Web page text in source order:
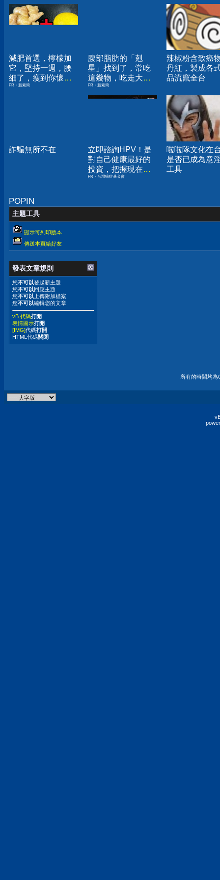
減肥首選，檸檬加
它，堅持一週，腰
細了，瘦到你懷疑
人生
PR・新素簡
腹部脂肪的「剋
星」找到了，常吃
這幾物，吃走大肚
囊，瘦出小蠻腰
PR・新素簡
辣椒粉含致癌
丹紅，製成各
品流竄全台
詐騙無所不在
立即諮詢HPV！是
對自己健康最好的
投資，把握現在不
嫌晚！
PR・台灣癌症基金會
啦啦隊文化在
是否已成為意
工具
POPIN
主題工具
顯示可列印版本
傳送本頁給好友
發表文章規則
您不可以發起新主題
您不可以 回應主題
您不可以 上傳附加檔案
您不可以編輯您的文章
vB 代碼打開
表情圖示打開
[IMG]代碼打開
HTML代碼關閉
所有的時間均為